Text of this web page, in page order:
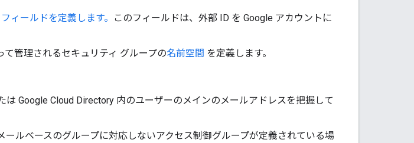
ィールドを定義します。
このフィールドは、外部 ID を Google アカウントに
て管理されるセキュリティ グループの名前空間 を定義します。
は Google Cloud Directory 内のユーザーのメインのメールアドレスを把握して
ールベースのグループに対応しないアクセス制御グループが定義されている場